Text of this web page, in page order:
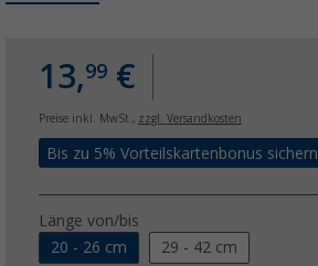
13,99 €
Preise inkl. MwSt., zzgl. Versandkosten
Bis zu 5% Vorteilskartenbonus sichern
Länge von/bis
20 - 26 cm
29 - 42 cm